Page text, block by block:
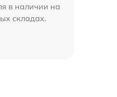
в наличии на
складах.